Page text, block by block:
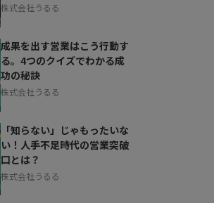
株式会社うるる
成果を出す営業はこう行動す
る。4つのクイズでわかる成
功の秘訣
株式会社うるる
「知らない」じゃもったいな
い！人手不足時代の営業突破
口とは？
株式会社うるる